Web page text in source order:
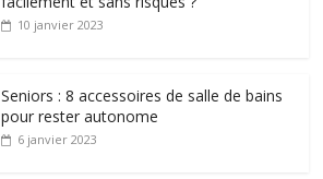
10 janvier 2023
Seniors : 8 accessoires de salle de bains
pour rester autonome
6 janvier 2023